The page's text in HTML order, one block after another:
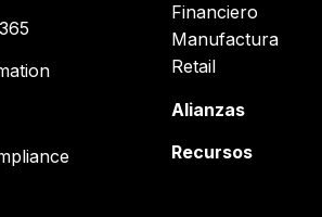
Financiero
Manufactura
Retail
Alianzas
Recursos